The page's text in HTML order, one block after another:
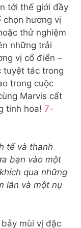
tới thế giới đầy
chọn hương vị
thử nghiệm
những trải
vị cổ điển –
tuyệt tác trong
trong cuộc
Marvis cất
tinh hoa! 7-
tế và thanh
bạn vào một
qua những
lẫn và một nụ
mùi vị đặc